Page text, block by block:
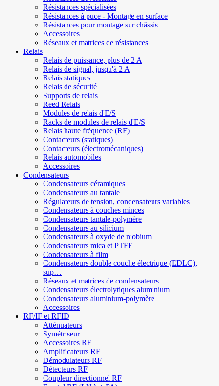
Résistances spécialisées
Résistances à puce - Montage en surface
Résistances pour montage sur châssis
Accessoires
Réseaux et matrices de résistances
Relais
Relais de puissance, plus de 2 A
Relais de signal, jusqu'à 2 A
Relais statiques
Relais de sécurité
Supports de relais
Reed Relais
Modules de relais d'E/S
Racks de modules de relais d'E/S
Relais haute fréquence (RF)
Contacteurs (statiques)
Contacteurs (électromécaniques)
Relais automobiles
Accessoires
Condensateurs
Condensateurs céramiques
Condensateurs au tantale
Régulateurs de tension, condensateurs variables
Condensateurs à couches minces
Condensateurs tantale-polymère
Condensateurs au silicium
Condensateurs à oxyde de niobium
Condensateurs mica et PTFE
Condensateurs à film
Condensateurs double couche électrique (EDLC),
sup…
Réseaux et matrices de condensateurs
Condensateurs électrolytiques aluminium
Condensateurs aluminium-polymère
Accessoires
RF/IF et RFID
Atténuateurs
Symétriseur
Accessoires RF
Amplificateurs RF
Démodulateurs RF
Détecteurs RF
Coupleur directionnel RF